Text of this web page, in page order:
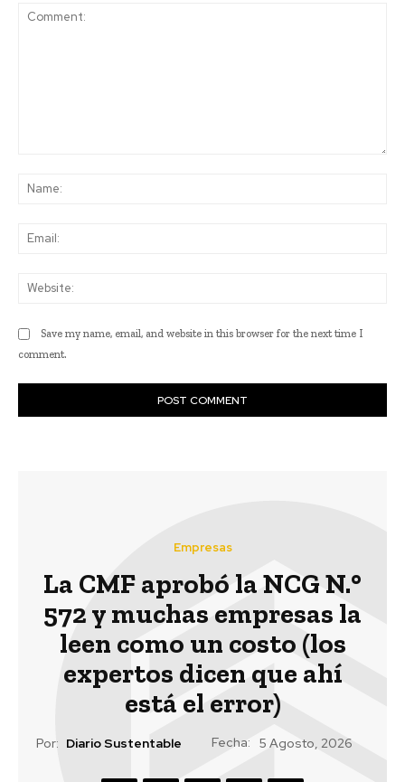
Save my name, email, and website in this browser for the next time I
comment.